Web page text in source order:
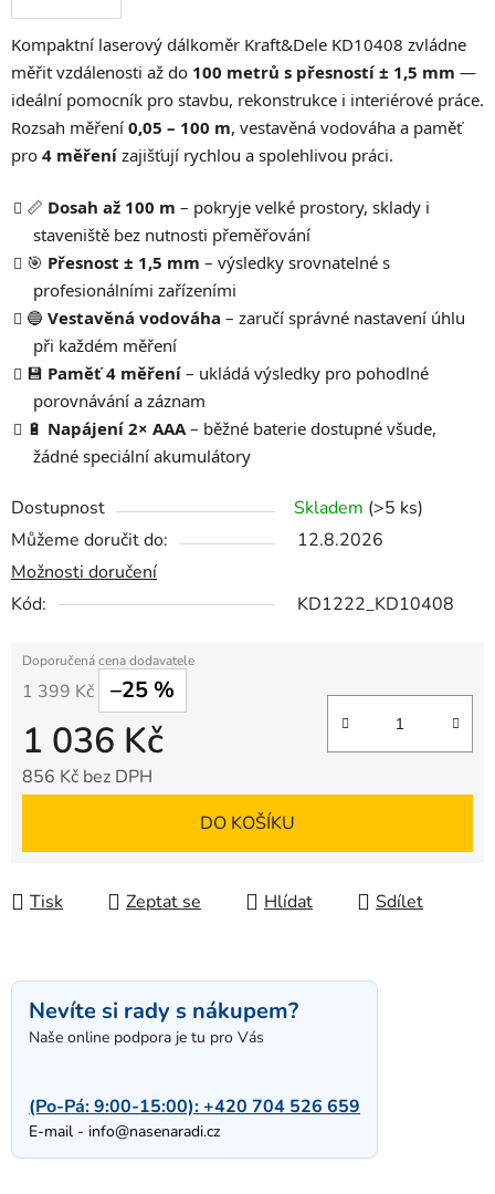
Kompaktní laserový dálkoměr Kraft&Dele KD10408 zvládne
měřit vzdálenosti až do 100 metrů s přesností ± 1,5 mm —
ideální pomocník pro stavbu, rekonstrukce i interiérové práce.
Rozsah měření 0,05 – 100 m, vestavěná vodováha a paměť
pro 4 měření zajišťují rychlou a spolehlivou práci.
📏 Dosah až 100 m – pokryje velké prostory, sklady i
staveniště bez nutnosti přeměřování
🎯 Přesnost ± 1,5 mm – výsledky srovnatelné s
profesionálními zařízeními
🔵 Vestavěná vodováha – zaručí správné nastavení úhlu
při každém měření
💾 Paměť 4 měření – ukládá výsledky pro pohodlné
porovnávání a záznam
🔋 Napájení 2× AAA– běžné baterie dostupné všude,
žádné speciální akumulátory
Dostupnost Skladem (>5 ks)
Můžeme doručit do:
12.8.2026
Možnosti doručení
Kód:
KD1222_KD10408
1 399 Kč –25 %
1 036 Kč
856 Kč bez DPH
DO KOŠÍKU
Tisk Zeptat se Hlídat Sdílet
Nevíte si rady s nákupem?
Naše online podpora je tu pro Vás
(Po-Pá: 9:00-15:00):+420 704 526 659
E-mail - info@nasenaradi.cz